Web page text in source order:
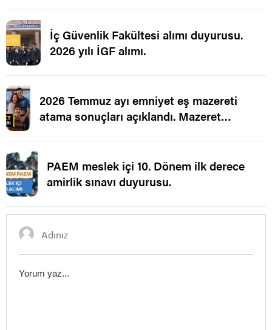
İç Güvenlik Fakültesi alımı duyurusu.
2026 yılı İGF alımı.
2026 Temmuz ayı emniyet eş mazereti
atama sonuçları açıklandı. Mazeret
PAEM meslek içi 10. Dönem ilk derece
amirlik sınavı duyurusu.